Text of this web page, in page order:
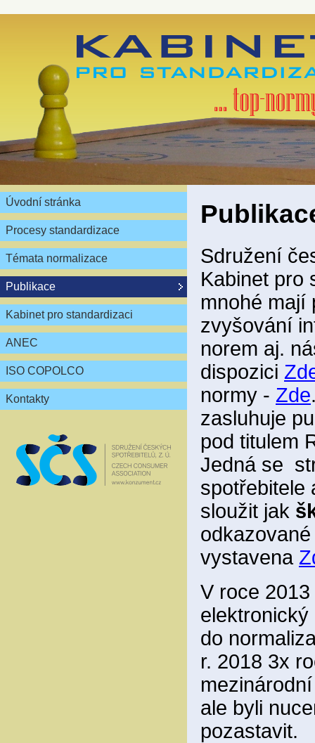
Úvodní stránka
Procesy standardizace
Témata normalizace
Publikace
Kabinet pro standardizaci
ANEC
ISO COPOLCO
Kontakty
Sdružení
Kabinet pro
mnohé mají
zvyšování
norem aj.
dispozici
normy - Zde
zasluhuje
pod titulem
Jedná se
spotřebitele
sloužit jak
vystavena
V roce
do
r. 2018 3x
ale byli
pozastavit.